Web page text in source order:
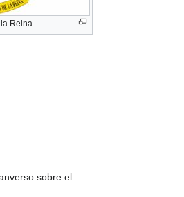
Reina
sobre el